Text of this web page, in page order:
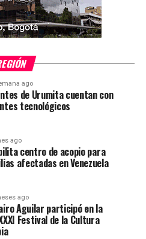
ago
de Urumita cuentan con
tecnológicos
ago
centro de acopio para
afectadas en Venezuela
ago
Aguilar participó en la
Festival de la Cultura